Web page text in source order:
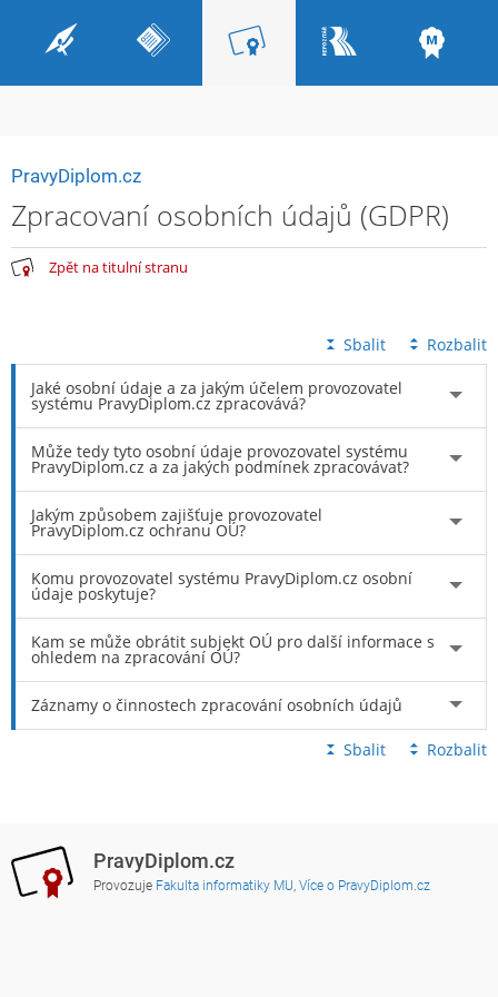
PravyDiplom.cz
Zpracovaní osobních údajů (GDPR)
Zpět na titulní stranu
Sbalit Rozbalit
Jaké osobní údaje a za jakým účelem provozovatel
systému PravyDiplom.cz zpracovává?
Může tedy tyto osobní údaje provozovatel systému
PravyDiplom.cz a za jakých podmínek zpracovávat?
Jakým způsobem zajišťuje provozovatel
PravyDiplom.cz ochranu OÚ?
Komu provozovatel systému PravyDiplom.cz osobní
údaje poskytuje?
Kam se může obrátit subjekt OÚ pro další informace s
ohledem na zpracování OÚ?
Záznamy o činnostech zpracování osobních údajů
Sbalit Rozbalit
PravyDiplom.cz
Provozuje Fakulta informatiky MU, Více o PravyDiplom.cz